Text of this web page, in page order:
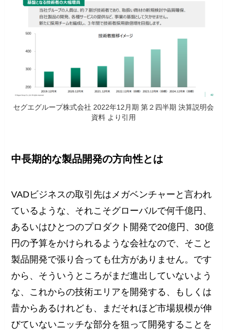
セグエグループ株式会社 2022年12月期 第２四半期 決算説明会
資料 より引用
中長期的な製品開発の方向性とは
VADビジネスの取引先はメガベンチャーと言われ
ているような、それこそグローバルで何千億円、
あるいはひとつのプロダクト開発で20億円、30億
円の予算をかけられるような会社なので、そこと
製品開発で張り合っても仕方がありません。です
から、そういうところがまだ進出していないよう
な、これからの技術エリアを開発する、もしくは
昔からあるけれども、まだそれほど市場規模が伸
びていないニッチな部分を狙って開発することを